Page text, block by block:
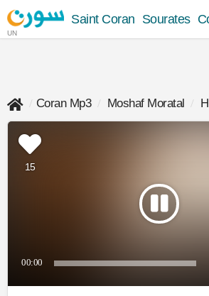
UN
Saint Coran Sourates
Coran Mp3 Moshaf Moratal
15
00:00